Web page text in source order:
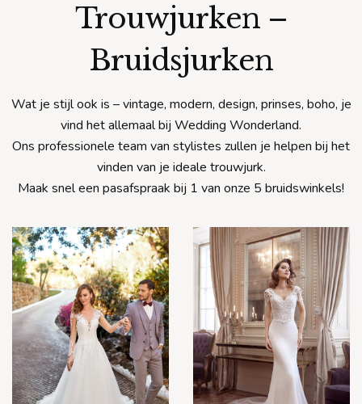
Trouwjurken –
Bruidsjurken
Wat je stijl ook is – vintage, modern, design, prinses, boho, je
vind het allemaal bij Wedding Wonderland.
Ons professionele team van stylistes zullen je helpen bij het
vinden van je ideale trouwjurk.
Maak snel een pasafspraak bij 1 van onze 5 bruidswinkels!